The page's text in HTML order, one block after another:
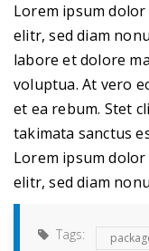
Lorem ipsum
elitr, sed diam
labore et dolore
voluptua. At vero
et ea rebum. Stet
takimata sanctus
Lorem ipsum
elitr, sed diam
Tags: